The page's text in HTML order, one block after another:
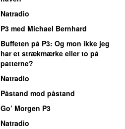
Natradio
P3 med Michael Bernhard
Buffeten på P3: Og mon ikke jeg
har et strækmærke eller to på
patterne?
Natradio
Påstand mod påstand
Go’ Morgen P3
Natradio